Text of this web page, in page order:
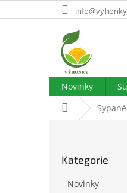
na
Novinky
Domů
kategorie
Kategorie
Novinky